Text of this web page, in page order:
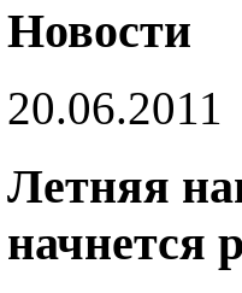
Новости
20.06.2011
Летняя
начнется